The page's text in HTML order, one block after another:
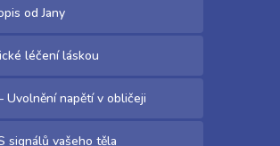
od Jany
léčení láskou
Uvolnění napětí v obličeji
signálů vašeho těla